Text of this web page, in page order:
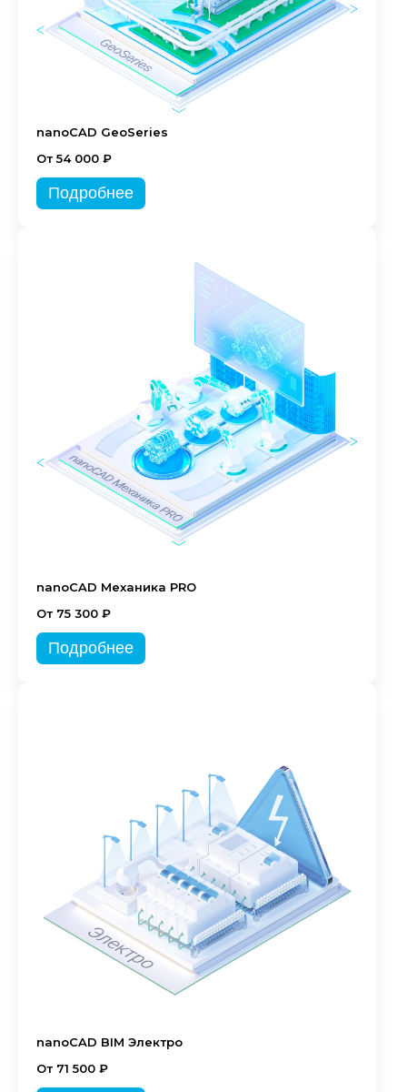
nanoCAD GeoSeries
От 54 000 ₽
Подробнее
nanoCAD Механика PRO
От 75 300 ₽
Подробнее
nanoCAD BIM Электро
От 71 500 ₽